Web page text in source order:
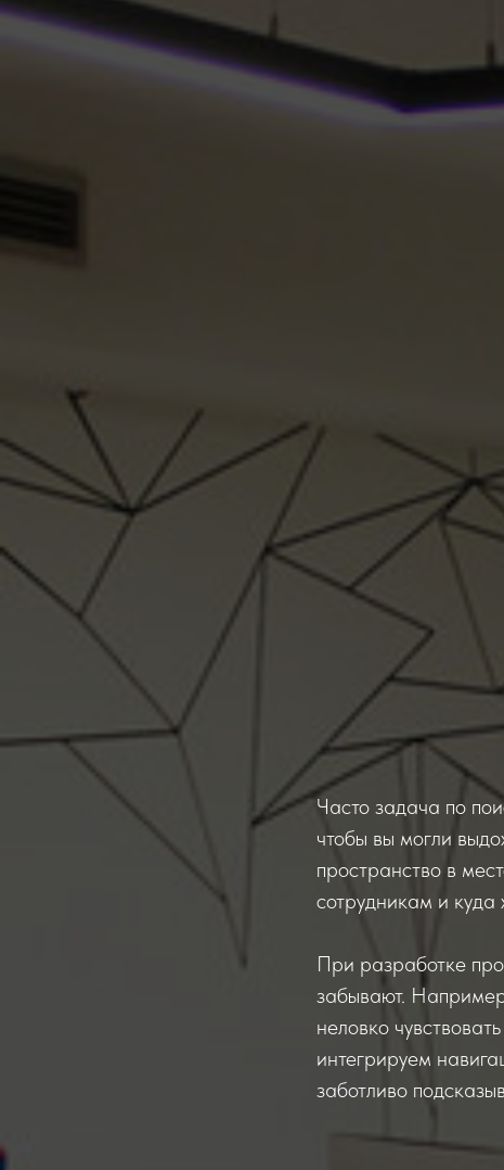
Часто задача по
чтобы вы могли
пространство в
сотрудникам и куда
При разработке
забывают.
неловко
интегрируем
заботливо